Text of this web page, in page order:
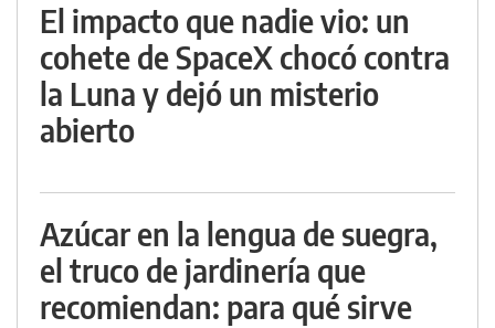
El impacto que nadie vio: un
cohete de SpaceX chocó contra
la Luna y dejó un misterio
abierto
Azúcar en la lengua de suegra,
el truco de jardinería que
recomiendan: para qué sirve